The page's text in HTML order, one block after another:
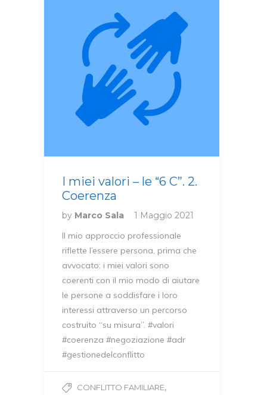
I miei valori – le “6 C”. 2.
Coerenza
by Marco Sala
1 Maggio 2021
Il mio approccio professionale
riflette l’essere persona, prima che
avvocato: i miei valori sono
coerenti con il mio modo di aiutare
le persone a soddisfare i loro
interessi attraverso un percorso
costruito “su misura”. #valori
#coerenza #negoziazione #adr
#gestionedelconflitto
CONFLITTO FAMILIARE,